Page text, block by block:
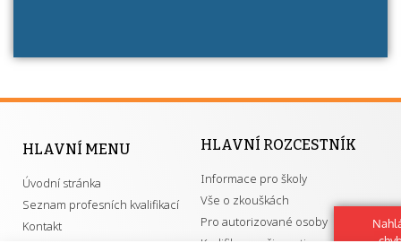
HLAVNÍ MENU
Úvodní stránka
Seznam profesních kvalifikací
Kontakt
HLAVNÍ ROZCESTNÍK
Informace pro školy
Vše o zkouškách
Pro autorizované osoby
Kvalifikace a živnosti